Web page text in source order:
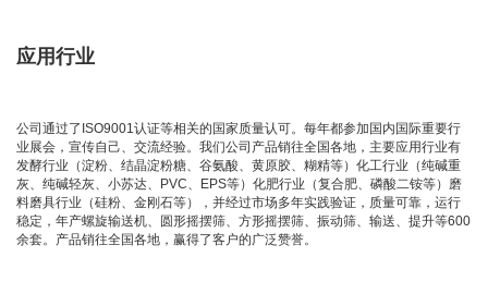
应用行业
公司通过了ISO9001认证等相关的国家质量认可。每年都参加国内国际重要行
业展会，宣传自己、交流经验。我们公司产品销往全国各地，主要应用行业有
发酵行业（淀粉、结晶淀粉糖、谷氨酸、黄原胶、糊精等）化工行业（纯碱重
灰、纯碱轻灰、小苏达、PVC、EPS等）化肥行业（复合肥、磷酸二铵等）磨
料磨具行业（硅粉、金刚石等），并经过市场多年实践验证，质量可靠，运行
稳定，年产螺旋输送机、圆形摇摆筛、方形摇摆筛、振动筛、输送、提升等600
余套。产品销往全国各地，赢得了客户的广泛赞誉。